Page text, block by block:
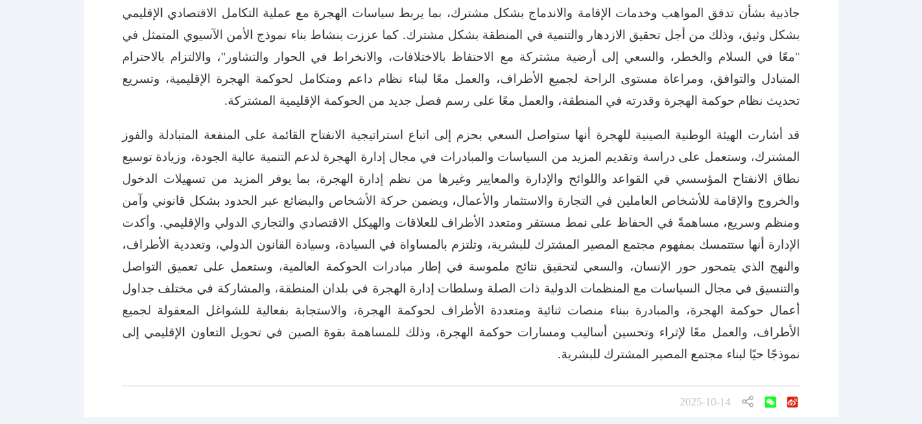
جاذبية بشأن تدفق المواهب وخدمات الإقامة والاندماج بشكل مشترك، بما يربط سياسات الهجرة مع عملية التكامل الاقتصادي الإقليمي
بشكل وثيق، وذلك من أجل تحقيق الازدهار والتنمية في المنطقة بشكل مشترك. كما عززت بنشاط بناء نموذج الأمن الآسيوي المتمثل في
"معًا في السلام والخطر، والسعي إلى أرضية مشتركة مع الاحتفاظ بالاختلافات، والانخراط في الحوار والتشاور"، والالتزام بالاحترام
المتبادل والتوافق، ومراعاة مستوى الراحة لجميع الأطراف، والعمل معًا لبناء نظام داعم ومتكامل لحوكمة الهجرة الإقليمية، وتسريع
تحديث نظام حوكمة الهجرة وقدرته في المنطقة، والعمل معًا على رسم فصل جديد من الحوكمة الإقليمية المشتركة.
قد أشارت الهيئة الوطنية الصينية للهجرة أنها ستواصل السعي بحزم إلى اتباع استراتيجية الانفتاح القائمة على المنفعة المتبادلة والفوز
المشترك، وستعمل على دراسة وتقديم المزيد من السياسات والمبادرات في مجال إدارة الهجرة لدعم التنمية عالية الجودة، وزيادة توسيع
نطاق الانفتاح المؤسسي في القواعد واللوائح والإدارة والمعايير وغيرها من نظم إدارة الهجرة، بما يوفر المزيد من تسهيلات الدخول
والخروج والإقامة للأشخاص العاملين في التجارة والاستثمار والأعمال، ويضمن حركة الأشخاص والبضائع عبر الحدود بشكل قانوني وآمن
ومنظم وسريع، مساهمةً في الحفاظ على نمط مستقر ومتعدد الأطراف للعلاقات والهيكل الاقتصادي والتجاري الدولي والإقليمي. وأكدت
الإدارة أنها ستتمسك بمفهوم مجتمع المصير المشترك للبشرية، وتلتزم بالمساواة في السيادة، وسيادة القانون الدولي، وتعددية الأطراف،
والنهج الذي يتمحور حور الإنسان، والسعي لتحقيق نتائج ملموسة في إطار مبادرات الحوكمة العالمية، وستعمل على تعميق التواصل
والتنسيق في مجال السياسات مع المنظمات الدولية ذات الصلة وسلطات إدارة الهجرة في بلدان المنطقة، والمشاركة في مختلف جداول
أعمال حوكمة الهجرة، والمبادرة ببناء منصات ثنائية ومتعددة الأطراف لحوكمة الهجرة، والاستجابة بفعالية للشواغل المعقولة لجميع
الأطراف، والعمل معًا لإثراء وتحسين أساليب ومسارات حوكمة الهجرة، وذلك للمساهمة بقوة الصين في تحويل التعاون الإقليمي إلى
نموذجًا حيًا لبناء مجتمع المصير المشترك للبشرية.
2025-10-14